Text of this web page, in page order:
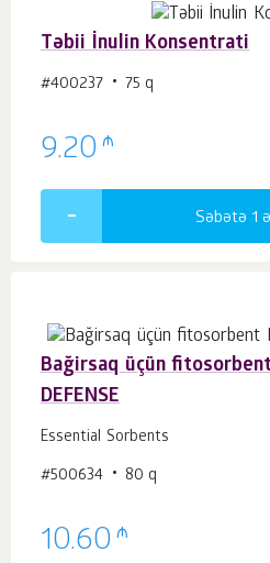
Təbii İnulin Konsentrati
#400237 75 q
9.20 ₼
Səbətə 1
Bağirsaq üçün
DEFENSE
Essential Sorbents
#500634 80 q
10.60 ₼